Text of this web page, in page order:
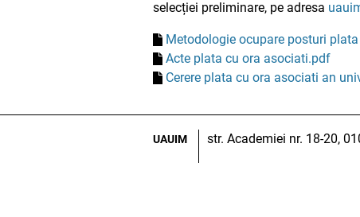
selecției preliminare, pe adresa
Metodologie ocupare posturi
Acte plata cu ora asociati.pdf
Cerere plata cu ora asociati an
UAUIM str. Academiei nr. 18-20,